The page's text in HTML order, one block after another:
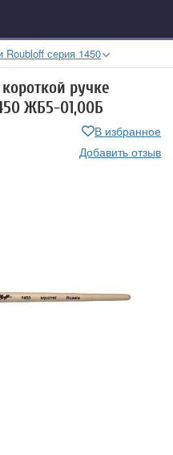
Roubloff серия 1450
ручке
ЖБ5-01,00Б
В избранное
Добавить отзыв